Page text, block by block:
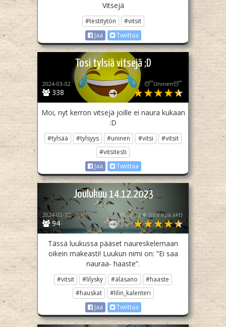
Vitsejä
#testitytön
#vitsit
Jaa
Twiittaa
Tosi tylsiä vitsejä ;D
338
2024-03-02 😴Uninen😴
Moi, nyt kerron vitsejä joille ei naura kukaan
:D
#tylsää #tylsyys #uninen #vitsi
#vitsit
#vitsitesti
Jaa
Twiittaa
Joulukuu 14.12.2023
94
2024-02-10 🍀Lilysky🍀 (tod.epä.akt)
Tässä luukussa pääset naureskelemaan
oikein makeasti! Luukun nimi on: ”Ei saa
nauraa- haaste”.
#vitsit #lilysky #äläsano
#haaste
#hauskat
#lilin_kalenteri
Jaa
Twiittaa